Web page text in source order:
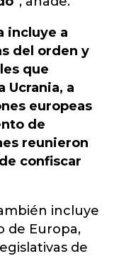
incluye a
del orden y
que
Ucrania, a
europeas
de
reunieron
confiscar
incluye
de Europa,
de